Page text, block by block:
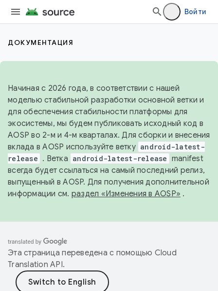
Войти
ДОКУМЕНТАЦИЯ
Начиная с 2026 года, в соответствии с нашей
моделью стабильной разработки основной ветки и
для обеспечения стабильности платформы для
экосистемы, мы будем публиковать исходный код в
AOSP во 2-м и 4-м кварталах. Для сборки и внесения
вклада в AOSP используйте ветку android-latest-
release . Ветка android-latest-release manifest
всегда будет ссылаться на самый последний релиз,
выпущенный в AOSP. Для получения дополнительной
информации см. раздел «Изменения в AOSP» .
Эта страница переведена с помощью Cloud
Translation API.